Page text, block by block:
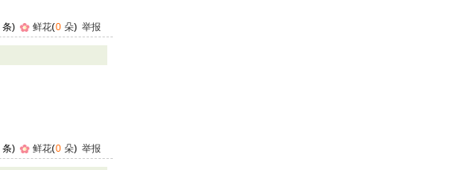
条) 鲜花(0 朵) 举报
条) 鲜花(0 朵) 举报